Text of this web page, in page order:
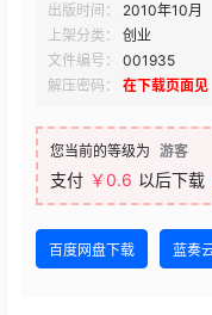
出版时间：
2010年10月
上架分类：
创业
文件编号：
001935
解压密码：
在下载页面见
您当前的等级为 游客
支付 ￥0.6 以后下载
百度网盘下载 蓝奏